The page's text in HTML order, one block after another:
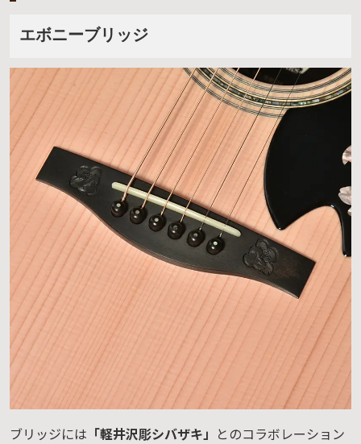
エボニーブリッジ
ブリッジには 「軽井沢彫シバザキ」 とのコラボレーション